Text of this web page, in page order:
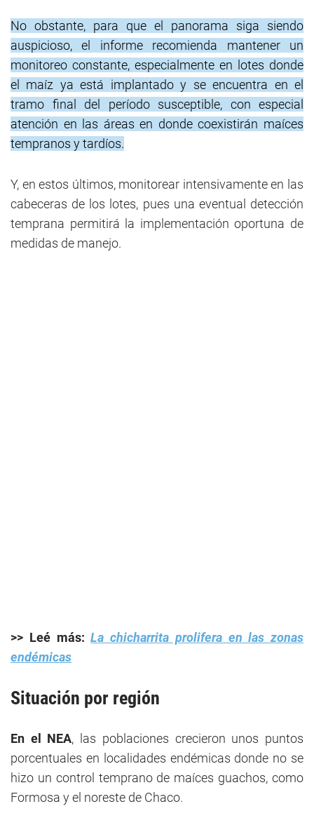
No obstante, para que el panorama siga siendo
auspicioso, el informe recomienda mantener un
monitoreo constante, especialmente en lotes donde
el maíz ya está implantado y se encuentra en el
tramo final del período susceptible, con especial
atención en las áreas en donde coexistirán maíces
tempranos y tardíos.
Y, en estos últimos, monitorear intensivamente en las
cabeceras de los lotes, pues una eventual detección
temprana permitirá la implementación oportuna de
medidas de manejo.
>> Leé más:La chicharrita prolifera en las zonas
endémicas
Situación por región
En el NEA, las poblaciones crecieron unos puntos
porcentuales en localidades endémicas donde no se
hizo un control temprano de maíces guachos, como
Formosa y el noreste de Chaco.